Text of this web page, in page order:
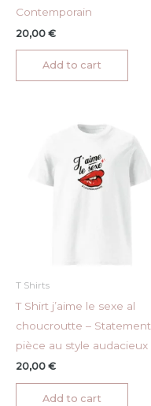
Contemporain
20,00 €
Add to cart
T Shirts
T Shirt j’aime le sexe al
choucroutte – Statement
pièce au style audacieux
20,00 €
Add to cart